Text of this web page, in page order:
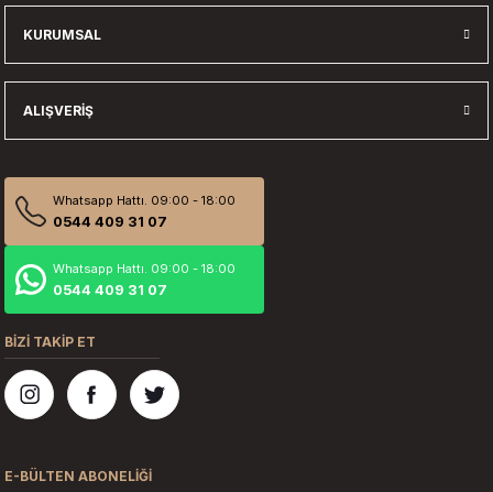
KURUMSAL
ALIŞVERIŞ
Whatsapp Hattı. 09:00 - 18:00
0544 409 31 07
Whatsapp Hattı. 09:00 - 18:00
0544 409 31 07
BİZİ TAKİP ET
E-BÜLTEN ABONELİĞİ